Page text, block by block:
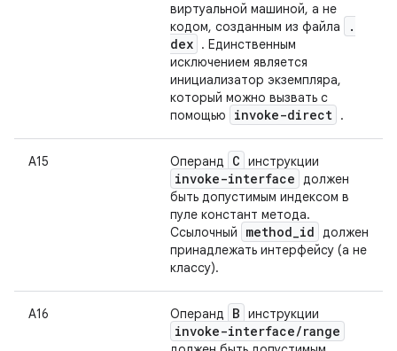
виртуальной машиной, а не
кодом, созданным из файла
.
dex . Единственным
исключением является
инициализатор экземпляра,
который можно вызвать с
помощью
invoke-direct .
А15 Операнд C инструкции
invoke-interface должен
быть допустимым индексом в
пуле констант метода.
Ссылочный
method_id должен
принадлежать интерфейсу (а не
классу).
А16 Операнд B инструкции
invoke-interface/range